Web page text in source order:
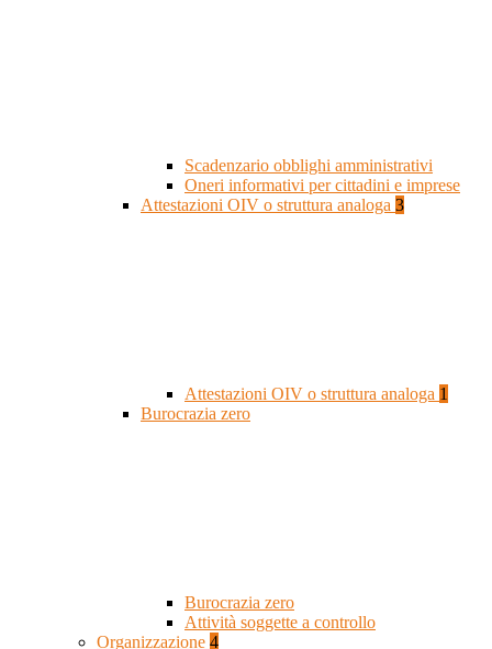
Scadenzario obblighi amministrativi
Oneri informativi per cittadini e imprese
Attestazioni OIV o struttura analoga 3
Attestazioni OIV o struttura analoga 1
Burocrazia zero
Burocrazia zero
Attività soggette a controllo
Organizzazione 4